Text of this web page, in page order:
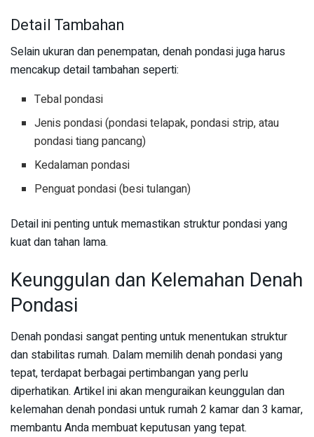
Detail Tambahan
Selain ukuran dan penempatan, denah pondasi juga harus
mencakup detail tambahan seperti:
Tebal pondasi
Jenis pondasi (pondasi telapak, pondasi strip, atau
pondasi tiang pancang)
Kedalaman pondasi
Penguat pondasi (besi tulangan)
Detail ini penting untuk memastikan struktur pondasi yang
kuat dan tahan lama.
Keunggulan dan Kelemahan Denah
Pondasi
Denah pondasi sangat penting untuk menentukan struktur
dan stabilitas rumah. Dalam memilih denah pondasi yang
tepat, terdapat berbagai pertimbangan yang perlu
diperhatikan. Artikel ini akan menguraikan keunggulan dan
kelemahan denah pondasi untuk rumah 2 kamar dan 3 kamar,
membantu Anda membuat keputusan yang tepat.